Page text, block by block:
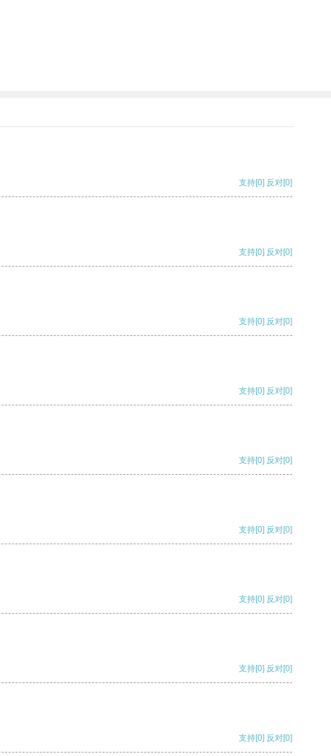
支持[0] 反对[0]
支持[0] 反对[0]
支持[0] 反对[0]
支持[0] 反对[0]
支持[0] 反对[0]
支持[0] 反对[0]
支持[0] 反对[0]
支持[0] 反对[0]
支持[0] 反对[0]